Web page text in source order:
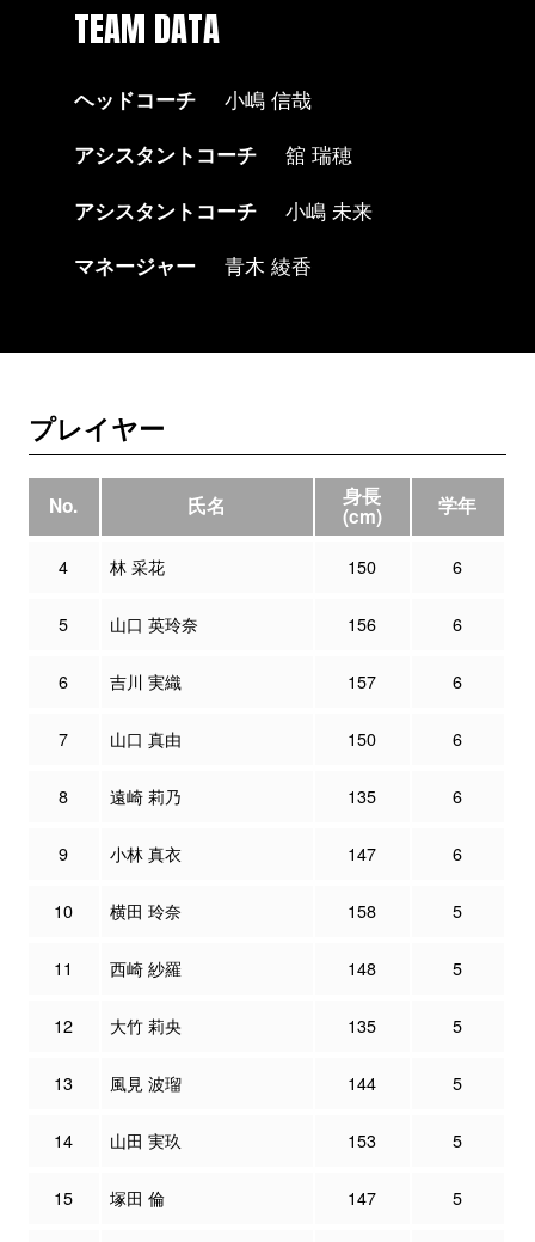
TEAM DATA
ヘッドコーチ
小嶋 信哉
アシスタントコーチ
舘 瑞穂
アシスタントコーチ
小嶋 未来
マネージャー
青木 綾香
プレイヤー
No. 氏名 身長
(cm) 学年
4 林 采花 150 6
5 山口 英玲奈 156 6
6 吉川 実織 157 6
7 山口 真由 150 6
8 遠崎 莉乃 135 6
9 小林 真衣 147 6
10 横田 玲奈 158 5
11 西崎 紗羅 148 5
12 大竹 莉央 135 5
13 風見 波瑠 144 5
14 山田 実玖 153 5
15 塚田 倫 147 5